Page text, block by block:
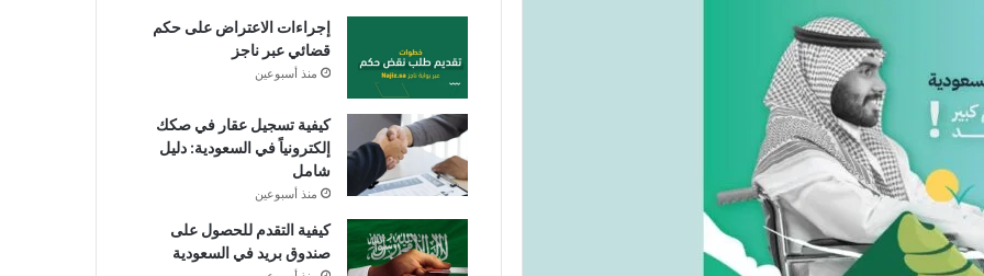
إجراءات الاعتراض على حكم
قضائي عبر ناجز
منذ أسبوعين
كيفية تسجيل عقار في صكك
إلكترونياً في السعودية: دليل
شامل
منذ أسبوعين
كيفية التقدم للحصول على
صندوق بريد في السعودية